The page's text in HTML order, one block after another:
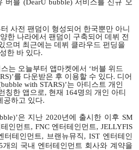
버블 (DearU bubble) 서비스를 신규 오
사전 팬덤이 형성되어 한국뿐만 아니
한 나라에서 팬덤이 구축되어 데뷔 전
으며 최근에는 데뷔 클라우드 펀딩을
한 바 있다.
는 오늘부터 앱마켓에서 ‘버블 위드
를 다운받은 후 이용할 수 있다. 디어
with STARS)’는 아티스트 개인
칭한 앱으로, 현재 164명의 개인 아티
공하고 있다.
은 지난 2020년에 출시한 이후 SM
인먼트, FNC 엔터테인먼트, JELLYFIS
테인먼트, 브랜뉴뮤직, IST 엔터테인
개의 국내 엔터테인먼트 회사와 계약을